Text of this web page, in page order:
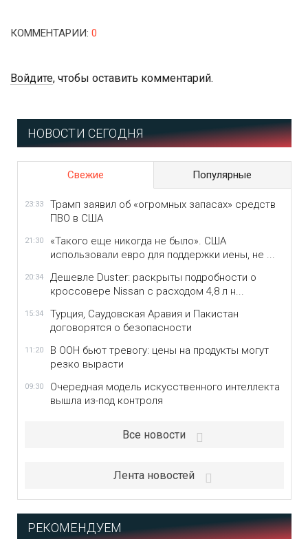
КОММЕНТАРИИ: 0
Войдите, чтобы оставить комментарий.
НОВОСТИ СЕГОДНЯ
Свежие Популярные
23:33
Трамп заявил об «огромных запасах» средств
ПВО в США
21:30
«Такого еще никогда не было». США
использовали евро для поддержки иены, не ...
20:34
Дешевле Duster: раскрыты подробности о
кроссовере Nissan с расходом 4,8 л н...
15:34
Турция, Саудовская Аравия и Пакистан
договорятся о безопасности
11:20
В ООН бьют тревогу: цены на продукты могут
резко вырасти
09:30
Очередная модель искусственного интеллекта
вышла из-под контроля
Все новости
Лента новостей
РЕКОМЕНДУЕМ